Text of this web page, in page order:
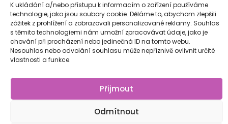
K ukládání a/nebo přístupu k informacím o zařízení používáme
technologie, jako jsou soubory cookie. Děláme to, abychom zlepšili
zážitek z prohlížení a zobrazovali personalizované reklamy. Souhlas
s těmito technologiemi nám umožní zpracovávat údaje, jako je
chování při procházení nebo jedinečná ID na tomto webu.
Nesouhlas nebo odvolání souhlasu může nepříznivě ovlivnit určité
vlastnosti a funkce.
Přijmout
Odmítnout
Předchozí 1 2 3 4 Další